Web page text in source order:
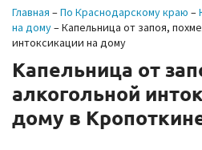
Главная –По Краснодарскому краю –
на дому–Капельница от запоя,
интоксикации на дому
Капельница от
алкогольной
дому в